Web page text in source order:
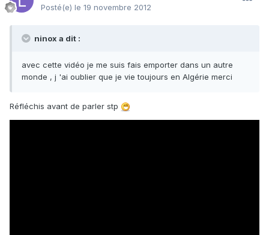
Posté(e) le 19 novembre 2012
ninox a dit :
avec cette vidéo je me suis fais emporter dans un autre
monde , j 'ai oublier que je vie toujours en Algérie merci
Réfléchis avant de parler stp